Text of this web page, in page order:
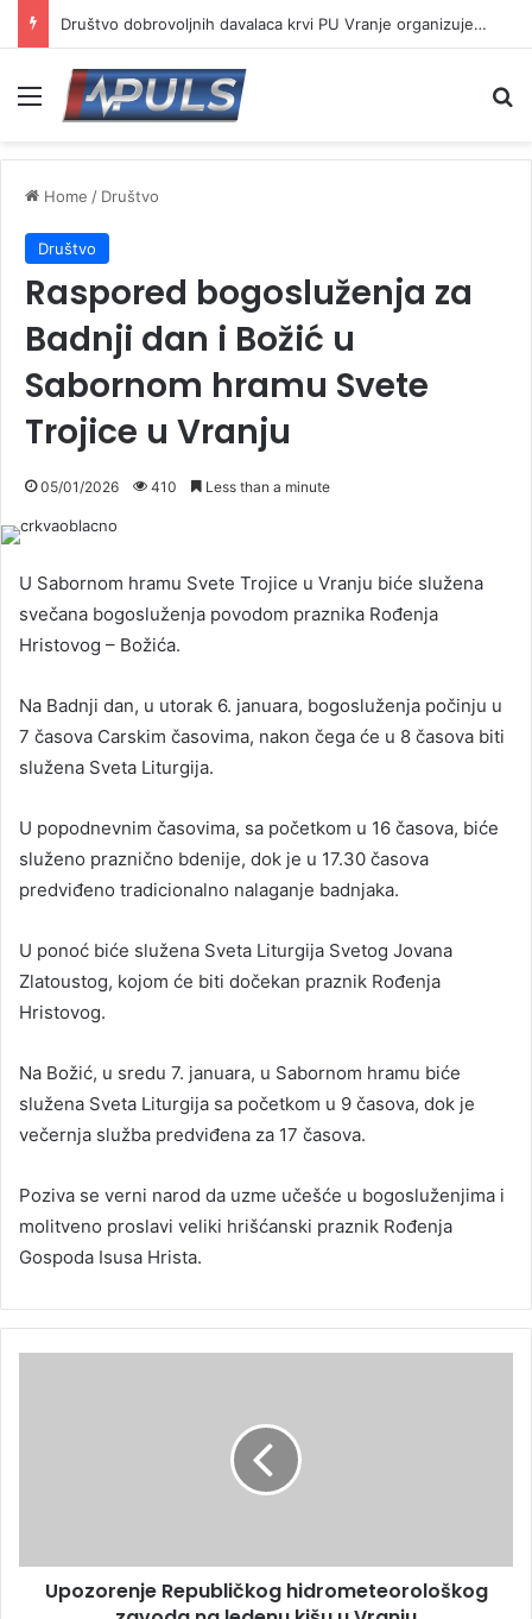
Društvo dobrovoljnih davalaca krvi PU Vranje organizuje akciju na Besnoj kobili
Menu
Home / Društvo
Društvo
Raspored bogosluženja za
Badnji dan i Božić u
Sabornom hramu Svete
Trojice u Vranju
05/01/2026 410 Less than a minute
U Sabornom hramu Svete Trojice u Vranju biće služena
svečana bogosluženja povodom praznika Rođenja
Hristovog – Božića.
Na Badnji dan, u utorak 6. januara, bogosluženja počinju u
7 časova Carskim časovima, nakon čega će u 8 časova biti
služena Sveta Liturgija.
U popodnevnim časovima, sa početkom u 16 časova, biće
služeno praznično bdenije, dok je u 17.30 časova
predviđeno tradicionalno nalaganje badnjaka.
U ponoć biće služena Sveta Liturgija Svetog Jovana
Zlatoustog, kojom će biti dočekan praznik Rođenja
Hristovog.
Na Božić, u sredu 7. januara, u Sabornom hramu biće
služena Sveta Liturgija sa početkom u 9 časova, dok je
večernja služba predviđena za 17 časova.
Poziva se verni narod da uzme učešće u bogosluženjima i
molitveno proslavi veliki hrišćanski praznik Rođenja
Gospoda Isusa Hrista.
Upozorenje Republičkog hidrometeorološkog